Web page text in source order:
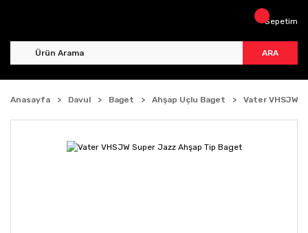
ARA
Sepetim
Anasayfa Davul Baget Ahşap Uçlu Baget Vater VHSJW